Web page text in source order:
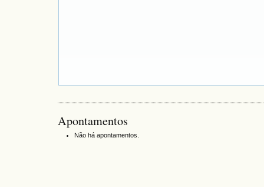
Apontamentos
Não há apontamentos.